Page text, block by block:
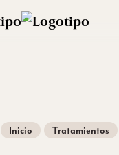
Inicio Tratamientos